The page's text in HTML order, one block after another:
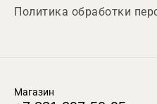
Политика обработки
Магазин